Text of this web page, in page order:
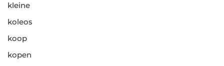
kleine
koleos
koop
kopen